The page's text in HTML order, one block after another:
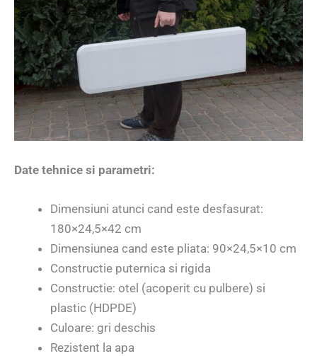
Date tehnice si parametri:
Dimensiuni atunci cand este desfasurat:
180×24,5×42 cm
Dimensiunea cand este pliata: 90×24,5×10 cm
Constructie puternica si rigida
Constructie: otel (acoperit cu pulbere) si
plastic (HDPDE)
Culoare: gri deschis
Rezistent la apa